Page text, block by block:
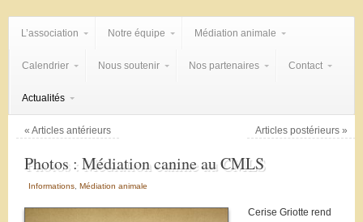
L’association Notre équipe Médiation animale
Calendrier Nous soutenir Nos partenaires Contact
Actualités
« Articles antérieurs Articles postérieurs»
Photos : Médiation canine au CMLS
Informations Médiation animale
Cerise Griotte rend